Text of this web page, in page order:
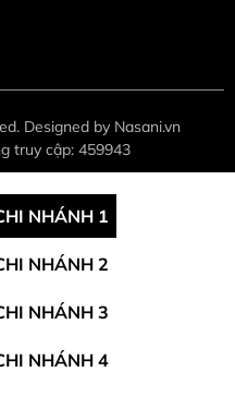
Designed by Nasani.vn
truy cập: 459943
NHÁNH 1
NHÁNH 2
NHÁNH 3
NHÁNH 4